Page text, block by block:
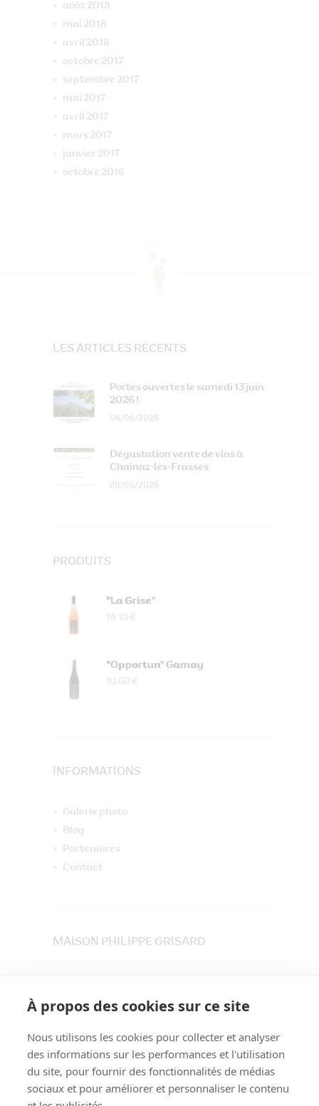
À propos des cookies sur ce site
Nous utilisons les cookies pour collecter et analyser
des informations sur les performances et l'utilisation
du site, pour fournir des fonctionnalités de médias
sociaux et pour améliorer et personnaliser le contenu
août 2018
mai 2018
avril 2018
octobre 2017
septembre 2017
mai 2017
avril 2017
mars 2017
janvier 2017
octobre 2016
LES ARTICLES RÉCENTS
Portes ouvertes le samedi 13 juin
2026 !
06/06/2026
Dégustation vente de vins à
Chainaz-les-Frasses
20/05/2026
PRODUITS
"La Grise"
14.10 €
"Opportun" Gamay
10.60 €
INFORMATIONS
Galerie photo
Blog
Partenaires
Contact
MAISON PHILIPPE GRISARD
Tél. 04 79 84 30 91